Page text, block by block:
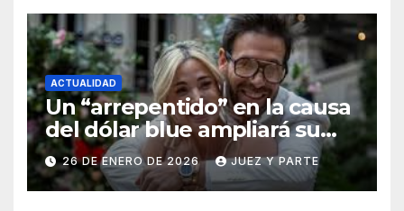
ACTUALIDAD
Un “arrepentido” en la causa
del dólar blue ampliará su
declaración y apunta a
niveles superiores de la
maniobra
26 DE ENERO DE 2026 JUEZ Y PARTE